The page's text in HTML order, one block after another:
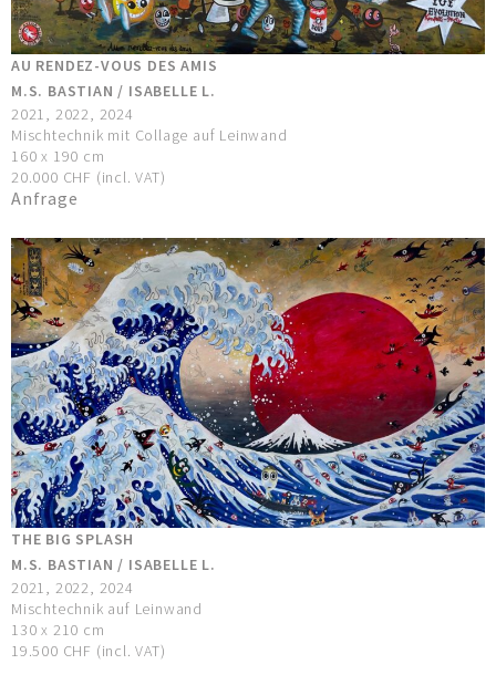
AU RENDEZ-VOUS DES AMIS
M.S. BASTIAN / ISABELLE L.
2021, 2022, 2024
Mischtechnik mit Collage auf Leinwand
160 x 190 cm
20.000 CHF (incl. VAT)
Anfrage
THE BIG SPLASH
M.S. BASTIAN / ISABELLE L.
2021, 2022, 2024
Mischtechnik auf Leinwand
130 x 210 cm
19.500 CHF (incl. VAT)